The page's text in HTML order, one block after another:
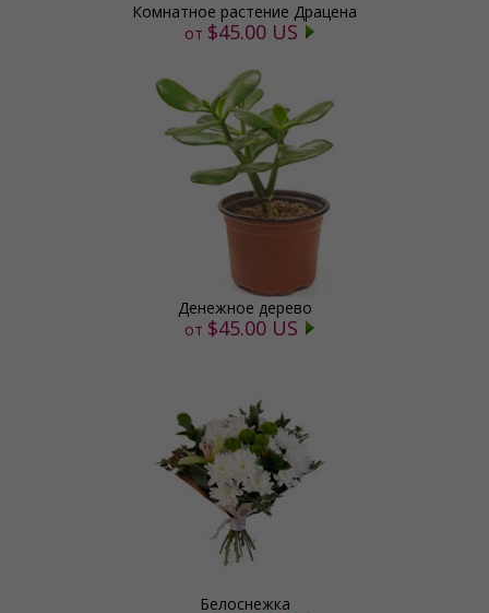
Комнатное растение Драцена
от $45.00 US
Денежное дерево
от $45.00 US
Белоснежка